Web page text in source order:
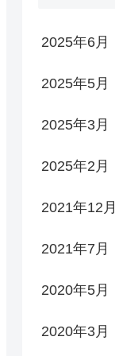
2025年6月
2025年5月
2025年3月
2025年2月
2021年12月
2021年7月
2020年5月
2020年3月